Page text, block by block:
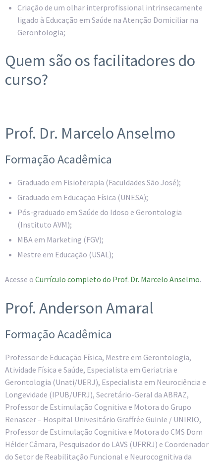
Criação de um olhar interprofissional intrinsecamente
ligado à Educação em Saúde na Atenção Domiciliar na
Gerontologia;
Quem são os facilitadores do
curso?
Prof. Dr. Marcelo Anselmo
Formação Acadêmica
Graduado em Fisioterapia (Faculdades São José);
Graduado em Educação Física (UNESA);
Pós-graduado em Saúde do Idoso e Gerontologia
(Instituto AVM);
MBA em Marketing (FGV);
Mestre em Educação (USAL);
Acesse o Currículo completo do Prof. Dr. Marcelo Anselmo.
Prof. Anderson Amaral
Formação Acadêmica
Professor de Educação Física, Mestre em Gerontologia,
Atividade Física e Saúde, Especialista em Geriatria e
Gerontologia (Unati/UERJ), Especialista em Neurociência e
Longevidade (IPUB/UFRJ), Secretário-Geral da ABRAZ,
Professor de Estimulação Cognitiva e Motora do Grupo
Renascer – Hospital Univesitário Graffrée Guinle / UNIRIO,
Professor de Estimulação Cognitiva e Motora do CMS Dom
Hélder Câmara, Pesquisador do LAVS (UFRRJ) e Coordenador
do Setor de Reabilitação Funcional e Neurocognitiva da